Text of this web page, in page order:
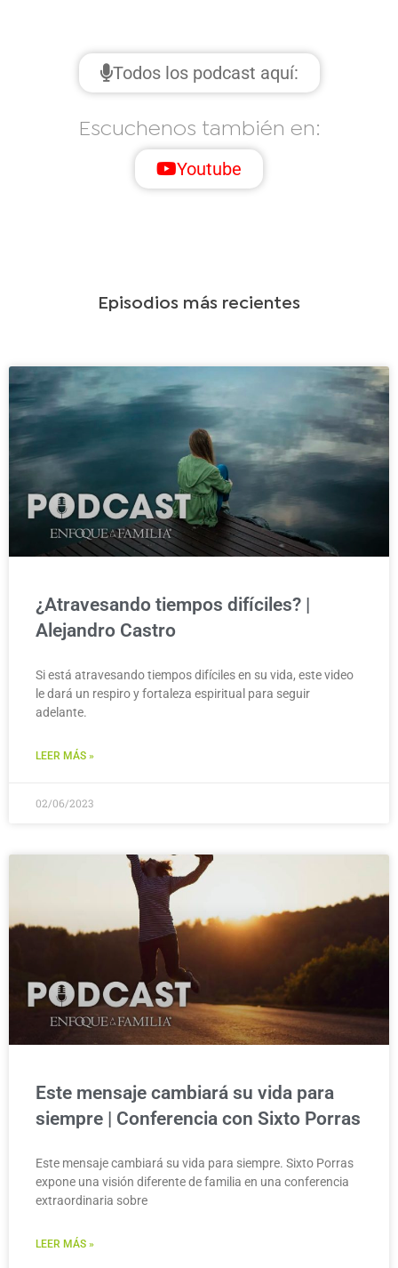
Todos los podcast aquí:
Escuchenos también en:
Youtube
Episodios más recientes
¿Atravesando tiempos difíciles? |
Alejandro Castro
Si está atravesando tiempos difíciles en su vida, este video
le dará un respiro y fortaleza espiritual para seguir
adelante.
LEER MÁS »
02/06/2023
Este mensaje cambiará su vida para
siempre | Conferencia con Sixto Porras
Este mensaje cambiará su vida para siempre. Sixto Porras
expone una visión diferente de familia en una conferencia
extraordinaria sobre
LEER MÁS »